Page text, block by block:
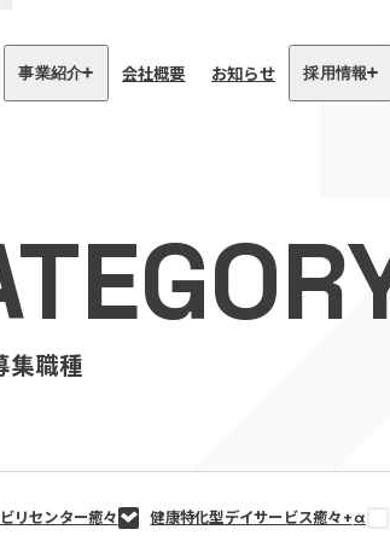
事業紹介
リハビリセンター癒々
健康特化型デイサービス癒々＋
α
福祉用具プランナー癒々
会社概要 お知らせ 採用情報
集職種
リセンター癒々 健康特化型デイサービス癒々+α